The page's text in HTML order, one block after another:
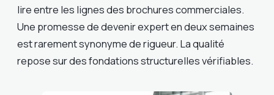
lire entre les lignes des brochures commerciales.
Une promesse de devenir expert en deux semaines
est rarement synonyme de rigueur. La qualité
repose sur des fondations structurelles vérifiables.